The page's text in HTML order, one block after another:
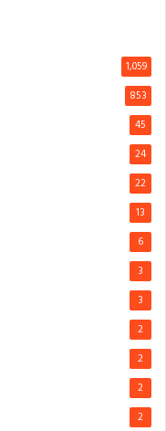
1,059
853
45
24
22
13
6
3
3
2
2
2
2